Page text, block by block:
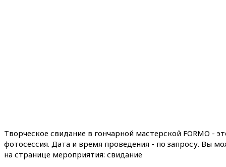
Творческое свидание в гончарной мастерской FORMO -
фотосессия. Дата и время проведения - по запросу. Вы
на странице мероприятия: свидание